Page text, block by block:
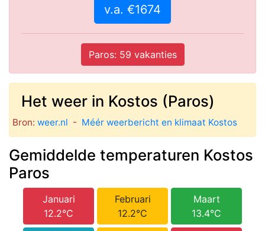
v.a. €1674
Paros: 59 vakanties
Het weer in Kostos (Paros)
Bron: weer.nl - Méér weerbericht en klimaat Kostos
Gemiddelde temperaturen Kostos
Paros
Januari
12.2°C
Februari
12.2°C
Maart
13.4°C